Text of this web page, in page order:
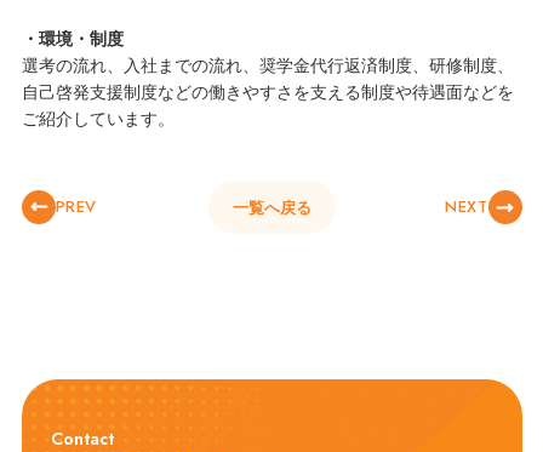
・環境・制度
選考の流れ、入社までの流れ、奨学金代行返済制度、研修制度、
自己啓発支援制度などの働きやすさを支える制度や待遇面などを
ご紹介しています。
PREV 一覧へ戻る NEXT
Contact